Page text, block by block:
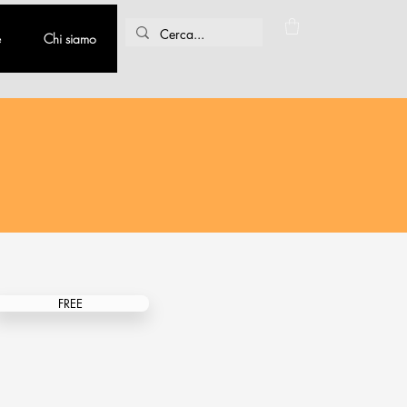
Chi siamo
FREE